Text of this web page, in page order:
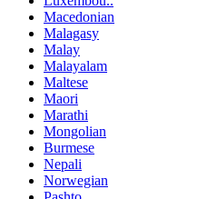
Macedonian
Malagasy
Malay
Malayalam
Maltese
Maori
Marathi
Mongolian
Burmese
Nepali
Norwegian